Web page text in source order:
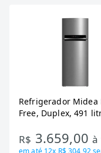
Refrigerador Midea
Free, Duplex, 491
RT650EVK463)
R$ 3.659,00à
em até 12x R$ 304,92